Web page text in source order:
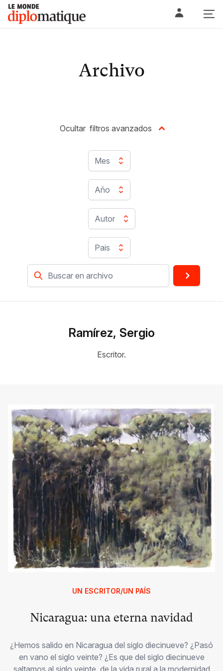
Skip
content
Le monde diplomatique
Archivo
Mes
Año
Autor
Pais
Ocultar filtros avanzados
Ramírez, Sergio
Escritor.
UN ESCRITOR/UN PAÍS
Nicaragua: una eterna navidad
¿Hemos salido en Nicaragua del siglo diecinueve? ¿Pasó
en vano el siglo veinte? ¿Es que del siglo diecinueve